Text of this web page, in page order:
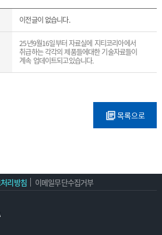
이전글이 없습니다.
25년9월16일부터 자료실에 지티코리아에서
취급하는 각각의 제품들에대한 기술자료들이
계속 업데이트되고있습니다.
목록으로
리방침 이메일무단수집거부